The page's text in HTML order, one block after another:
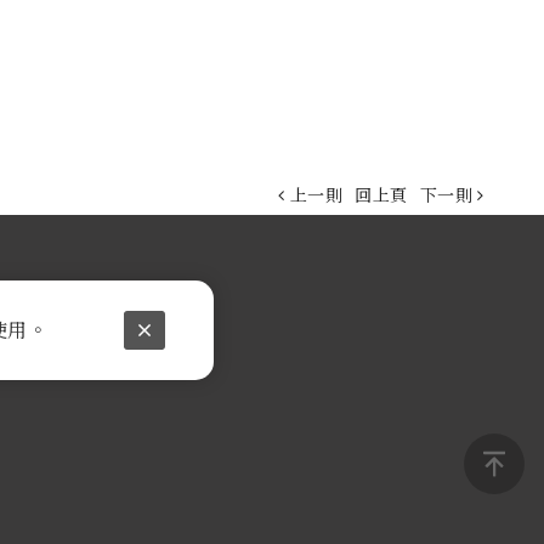
上一則 回上頁 下一則
。